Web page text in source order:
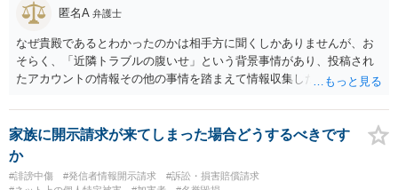
匿名A 弁護士
なぜ貴殿であるとわかったのかは相手方に聞くしかありませんが、お
そらく、「近隣トラブルの腹いせ」という背景事情があり、投稿され
たアカウントの情報その他の事情を踏まえて情報収集した結果、この
貴殿が投稿した事実を認めてしまったことで「答え合わせ」になって
しまったのではないでしょうか。 相手方の動きについても、相手方次
第ですので何とも言えません。公開の場で回答するには情報が乏し
く、ここで詳細を明らかにすることは事案の特定に繋がってしまうの
で、弁護士へ直接相談した方がよいです。
家族に開示請求が来てしまった場合どうするべきです
か
#誹謗中傷 #発信者情報開示請求
#訴訟・損害賠償請求